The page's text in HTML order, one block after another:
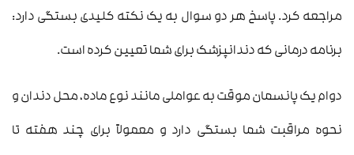
مراجعه کرد. پاسخ هر دو سوال به یک نکته کلیدی بستگی دارد:
برنامه درمانی که دندانپزشک برای شما تعیین کرده است.
دوام یک پانسمان موقت به عواملی مانند نوع ماده، محل دندان و
نحوه مراقبت شما بستگی دارد و معمولاً برای چند هفته تا